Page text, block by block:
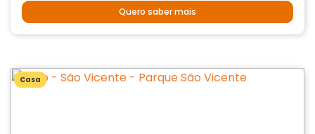
Quero saber mais
Casa